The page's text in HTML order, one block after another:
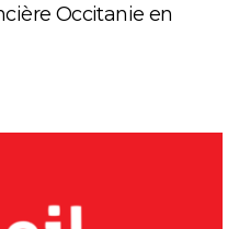
Occitanie en